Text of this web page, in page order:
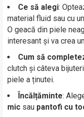
Ce să alegi:
material fluid sau cu
O geacă din piele
interesant și va crea
Cum să
clutch și câteva
piele a ținutei.
Încălțăminte:
mic sau pantofi cu